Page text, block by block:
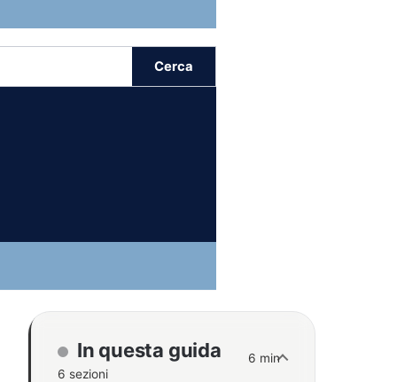
Cerca
In questa guida
6 sezioni
6 min